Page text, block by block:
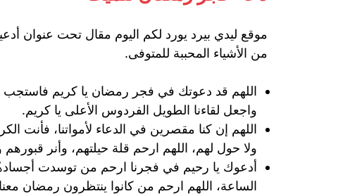
موقع ليدي بيرد يورد لكم اليوم مقال تحت عنوان
من الأشياء المحببة للمتوفى.
اللهم قد دعوتك في فجر رمضان يا كريم فاستجب
واجعل لقاءنا الطويل الفردوس الأعلى يا كريم.
اللهم إن كنا مقصرين في الدعاء لأمواتنا، فأنت
ولا حول لهم، اللهم ارحم قلة حيلتهم، وأنر
أدعوك يا رحيم في فجرنا ارحم من توسدت
الساعة، اللهم ارحم من كانوا ينتظرون رمضان